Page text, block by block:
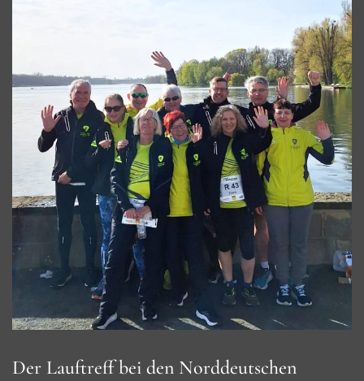
Der Lauftreff bei den Norddeutschen